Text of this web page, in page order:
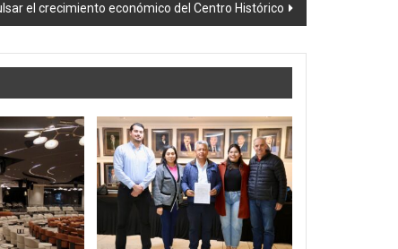
el crecimiento económico del Centro Histórico